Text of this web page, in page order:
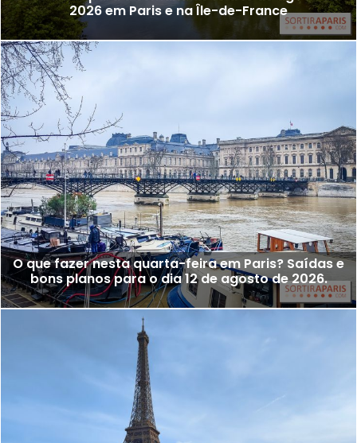
2026 em Paris e na Île-de-France
O que fazer nesta quarta-feira em Paris? Saídas e
bons planos para o dia 12 de agosto de 2026.